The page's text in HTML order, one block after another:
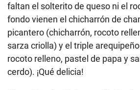
faltan el solterito de queso ni el
fondo vienen el chicharrón de
picantero (chicharrón, rocoto
sarza criolla) y el triple
rocoto relleno, pastel de papa y
cerdo). ¡Qué delicia!